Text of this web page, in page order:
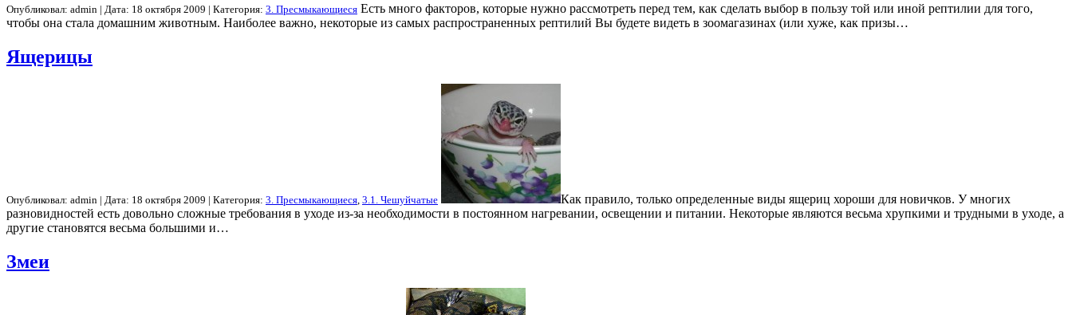
Опубликовал: admin | Дата: 18 октября 2009 | Категория: 3. Пресмыкающиеся Есть много факторов, которые нужно рассмотреть перед тем, как сделать выбор в пользу той или иной рептилии для того,
чтобы она стала домашним животным. Наиболее важно, некоторые из самых распространенных рептилий Вы будете видеть в зоомагазинах (или хуже, как призы…
Ящерицы
Опубликовал: admin | Дата: 18 октября 2009 | Категория: 3. Пресмыкающиеся 3.1. Чешуйчатые
Как правило, только определенные виды ящериц хороши для новичков. У многих
разновидностей есть довольно сложные требования в уходе из-за необходимости в постоянном нагревании, освещении и питании. Некоторые являются весьма хрупкими и трудными в уходе, а
другие становятся весьма большими и…
Змеи